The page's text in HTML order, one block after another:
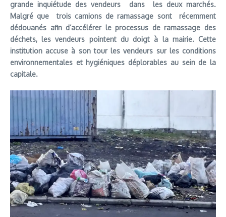
grande inquiétude des vendeurs dans les deux marchés.
Malgré que trois camions de ramassage sont récemment
dédouanés afin d’accélérer le processus de ramassage des
déchets, les vendeurs pointent du doigt à la mairie. Cette
institution accuse à son tour les vendeurs sur les conditions
environnementales et hygiéniques déplorables au sein de la
capitale.